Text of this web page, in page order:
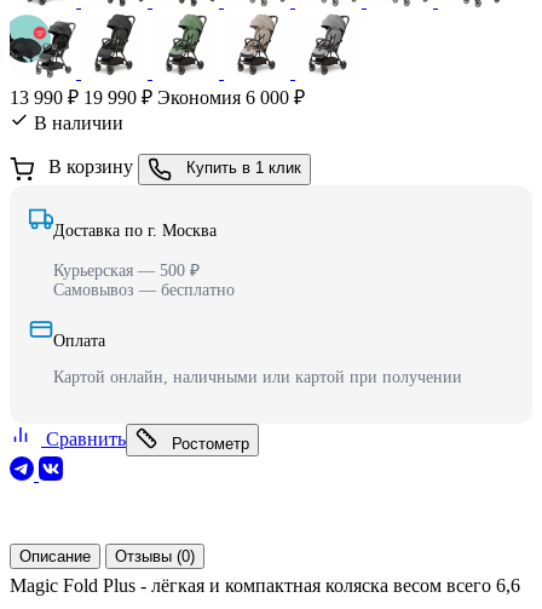
13 990 ₽ 19 990 ₽ Экономия 6 000 ₽
В наличии
В корзину Купить в 1 клик
Доставка по г. Москва
Курьерская — 500 ₽
Самовывоз — бесплатно
Оплата
Картой онлайн, наличными или картой при получении
Сравнить Ростометр
Описание Отзывы (0)
Magic Fold Plus - лёгкая и компактная коляска весом всего 6,6